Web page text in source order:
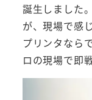
誕生しました
が、現場で感
プリンタなら
ロの現場で即